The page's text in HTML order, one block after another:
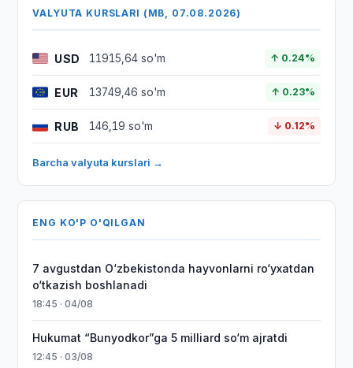
VALYUTA KURSLARI (MB, 07.08.2026)
USD 11915,64 so'm ↑ 0.24%
EUR 13749,46 so'm ↑ 0.23%
RUB 146,19 so'm ↓ 0.12%
Barcha valyuta kurslari →
ENG KO'P O'QILGAN
7 avgustdan O‘zbekistonda hayvonlarni ro‘yxatdan
o‘tkazish boshlanadi
18:45 · 04/08
Hukumat “Bunyodkor”ga 5 milliard so‘m ajratdi
12:45 · 03/08